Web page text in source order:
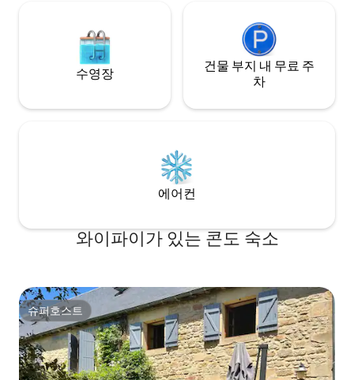
수영장
건물 부지 내 무료 주
차
에어컨
와이파이가 있는 콘도 숙소
슈퍼호스트
슈퍼호스트